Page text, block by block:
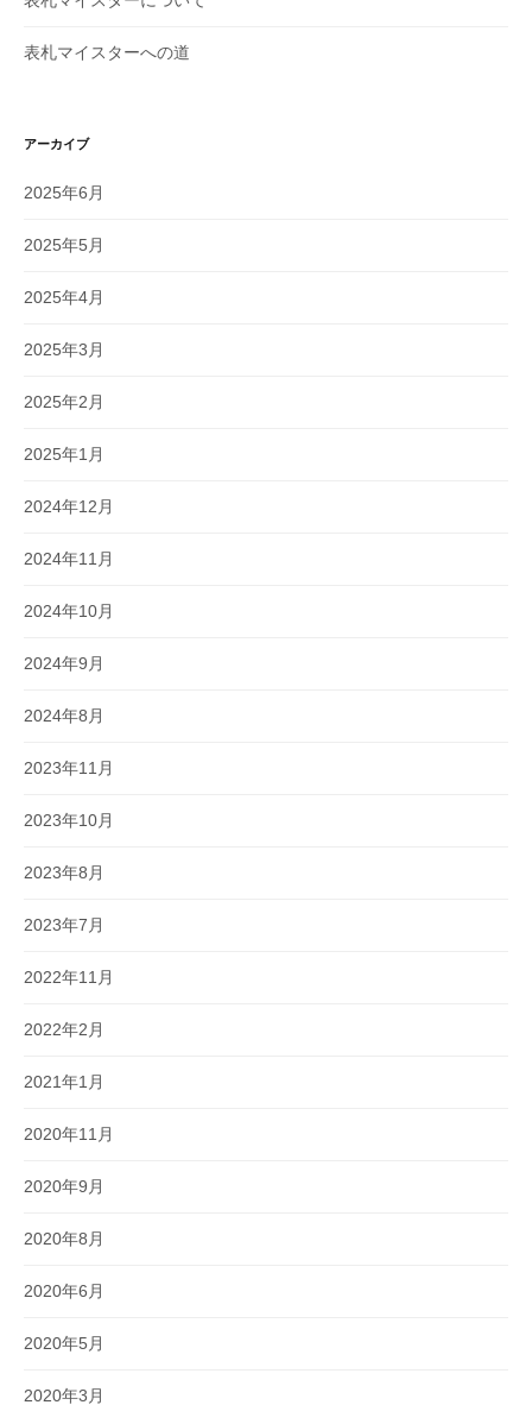
表札マイスターへの道
アーカイブ
2025年6月
2025年5月
2025年4月
2025年3月
2025年2月
2025年1月
2024年12月
2024年11月
2024年10月
2024年9月
2024年8月
2023年11月
2023年10月
2023年8月
2023年7月
2022年11月
2022年2月
2021年1月
2020年11月
2020年9月
2020年8月
2020年6月
2020年5月
2020年3月